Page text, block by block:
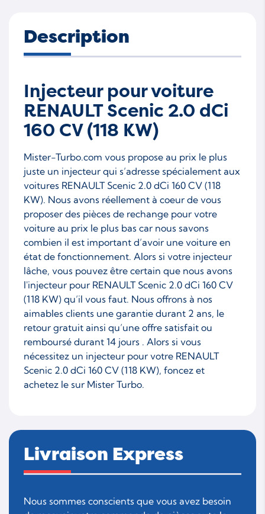
Description
Injecteur pour voiture
RENAULT Scenic 2.0 dCi
160 CV (118 KW)
Mister-Turbo.com vous propose au prix le plus
juste un injecteur qui s’adresse spécialement aux
voitures RENAULT Scenic 2.0 dCi 160 CV (118
KW). Nous avons réellement à coeur de vous
proposer des pièces de rechange pour votre
voiture au prix le plus bas car nous savons
combien il est important d’avoir une voiture en
état de fonctionnement. Alors si votre injecteur
lâche, vous pouvez être certain que nous avons
l'injecteur pour RENAULT Scenic 2.0 dCi 160 CV
(118 KW) qu’il vous faut. Nous offrons à nos
aimables clients une garantie durant 2 ans, le
retour gratuit ainsi qu’une offre satisfait ou
remboursé durant 14 jours . Alors si vous
nécessitez un injecteur pour votre RENAULT
Scenic 2.0 dCi 160 CV (118 KW), foncez et
achetez le sur Mister Turbo.
Livraison Express
Nous sommes conscients que vous avez besoin